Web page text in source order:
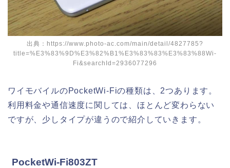
出典：https://www.photo-ac.com/main/detail/4827785?
title=%E3%83%9D%E3%82%B1%E3%83%83%E3%83%88Wi-
Fi&searchId=2936077296
ワイモバイルのPocketWi-Fiの種類は、2つあります。
利用料金や通信速度に関しては、ほとんど変わらない
ですが、少しタイプが違うので紹介していきます。
PocketWi-Fi803ZT